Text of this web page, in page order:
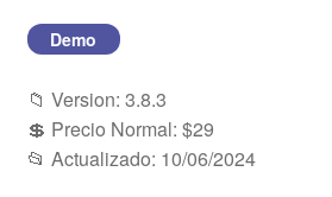
Demo
📁 Version: 3.8.3
💲 Precio Normal: $29
📂 Actualizado: 10/06/2024